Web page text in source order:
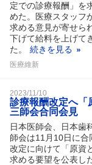
定での診療報酬」を
めた。医療スタッフ
求める意見が寄せら
下げて給料を上げて
た。
続きを見る
医療維新
2023/11/10
診療報酬改定へ「
三師会合同会見
日本医師会、日本歯
師会は11月10日に合
改定に向けて「原資
求める要望を公表し